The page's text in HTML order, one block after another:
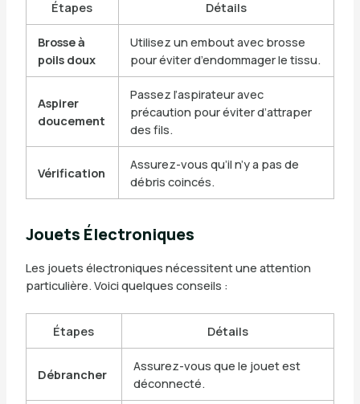
Étapes Détails
Brosse à
poils doux
Utilisez un embout avec brosse
pour éviter d’endommager le tissu.
Aspirer
doucement
Passez l’aspirateur avec
précaution pour éviter d’attraper
des fils.
Vérification
Assurez-vous qu’il n’y a pas de
débris coincés.
Jouets Électroniques
Les jouets électroniques nécessitent une attention
particulière. Voici quelques conseils :
Étapes Détails
Débrancher
Assurez-vous que le jouet est
déconnecté.